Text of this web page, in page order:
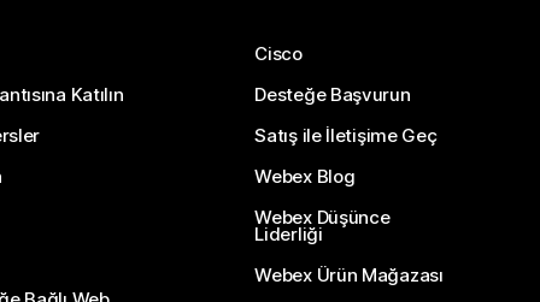
Katılın
Cisco
Desteğe Başvurun
Satış ile İletişime Geç
Webex Blog
Webex Düşünce
Liderliği
Webex Ürün Mağazası